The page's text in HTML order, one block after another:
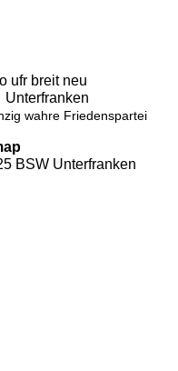
Unterfranken
wahre Friedenspartei
BSW Unterfranken